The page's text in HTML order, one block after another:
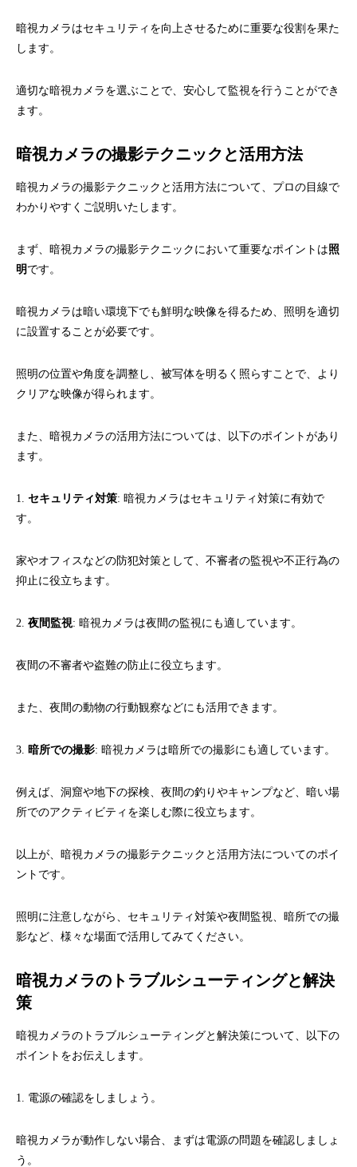
暗視カメラはセキュリティを向上させるために重要な役割を果た
します。
適切な暗視カメラを選ぶことで、安心して監視を行うことができ
ます。
暗視カメラの撮影テクニックと活用方法
暗視カメラの撮影テクニックと活用方法について、プロの目線で
わかりやすくご説明いたします。
まず、暗視カメラの撮影テクニックにおいて重要なポイントは照
明 です。
暗視カメラは暗い環境下でも鮮明な映像を得るため、照明を適切
に設置することが必要です。
照明の位置や角度を調整し、被写体を明るく照らすことで、より
クリアな映像が得られます。
また、暗視カメラの活用方法については、以下のポイントがあり
ます。
1. セキュリティ対策: 暗視カメラはセキュリティ対策に有効で
す。
家やオフィスなどの防犯対策として、不審者の監視や不正行為の
抑止に役立ちます。
2. 夜間監視: 暗視カメラは夜間の監視にも適しています。
夜間の不審者や盗難の防止に役立ちます。
また、夜間の動物の行動観察などにも活用できます。
3. 暗所での撮影: 暗視カメラは暗所での撮影にも適しています。
例えば、洞窟や地下の探検、夜間の釣りやキャンプなど、暗い場
所でのアクティビティを楽しむ際に役立ちます。
以上が、暗視カメラの撮影テクニックと活用方法についてのポイ
ントです。
照明に注意しながら、セキュリティ対策や夜間監視、暗所での撮
影など、様々な場面で活用してみてください。
暗視カメラのトラブルシューティングと解決
策
暗視カメラのトラブルシューティングと解決策について、以下の
ポイントをお伝えします。
1. 電源の確認をしましょう。
暗視カメラが動作しない場合、まずは電源の問題を確認しましょ
う。